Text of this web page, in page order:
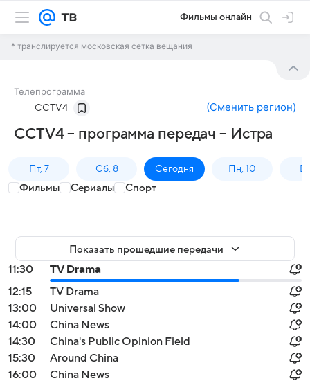
Фильмы онлайн
* транслируется московская сетка вещания
Телепрограмма
CCTV4 (Сменить регион)
CCTV4 – программа передач – Истра
Пт, 7 Сб, 8 Сегодня Пн, 10
Фильмы Сериалы Спорт
Показать прошедшие передачи
11:30
TV Drama
12:15
TV Drama
13:00
Universal Show
14:00
China News
14:30
China's Public Opinion Field
15:30
Around China
16:00
China News